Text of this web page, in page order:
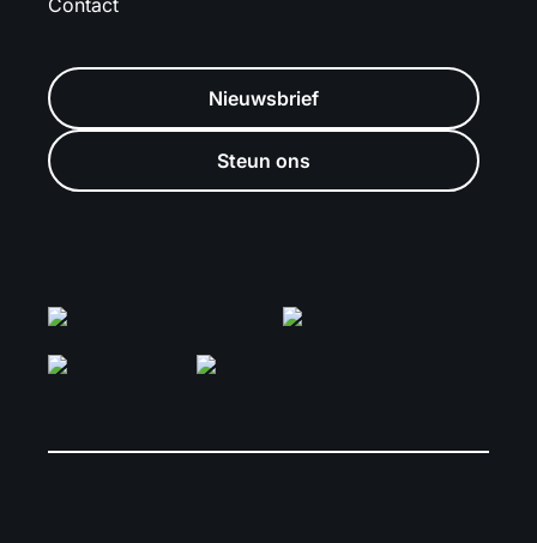
Contact
Nieuwsbrief
Steun ons